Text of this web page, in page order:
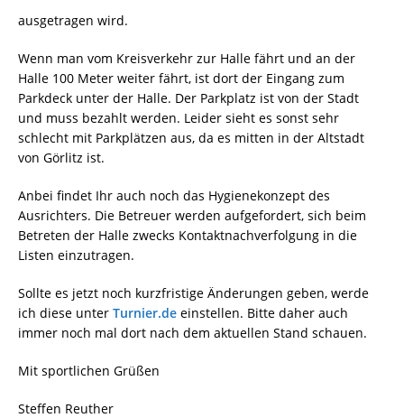
ausgetragen wird.
Wenn man vom Kreisverkehr zur Halle fährt und an der
Halle 100 Meter weiter fährt, ist dort der Eingang zum
Parkdeck unter der Halle. Der Parkplatz ist von der Stadt
und muss bezahlt werden. Leider sieht es sonst sehr
schlecht mit Parkplätzen aus, da es mitten in der Altstadt
von Görlitz ist.
Anbei findet Ihr auch noch das Hygienekonzept des
Ausrichters. Die Betreuer werden aufgefordert, sich beim
Betreten der Halle zwecks Kontaktnachverfolgung in die
Listen einzutragen.
Sollte es jetzt noch kurzfristige Änderungen geben, werde
ich diese unter Turnier.de einstellen. Bitte daher auch
immer noch mal dort nach dem aktuellen Stand schauen.
Mit sportlichen Grüßen
Steffen Reuther